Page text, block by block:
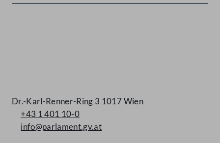
Dr.-Karl-Renner-Ring 3 1017 Wien
+43 1 401 10-0
info@parlament.gv.at